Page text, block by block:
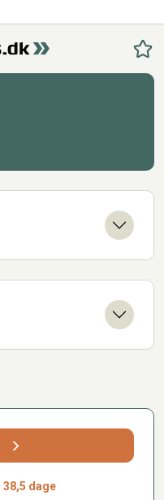
38,5 dage